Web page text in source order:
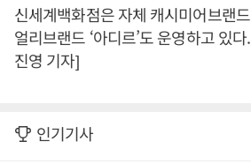
신세계백화점은 자체 캐시미어브랜드
얼리브랜드 ‘아디르’도 운영하고 있
진영 기자]
인기기사